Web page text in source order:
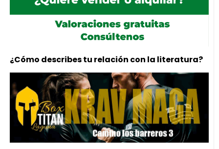
¿Cómo describes tu relación con la literatura?